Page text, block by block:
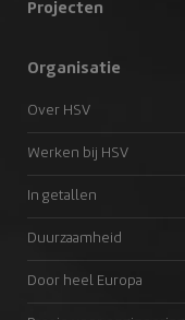
Projecten
Organisatie
Over HSV
Werken bij HSV
In getallen
Duurzaamheid
Door heel Europa